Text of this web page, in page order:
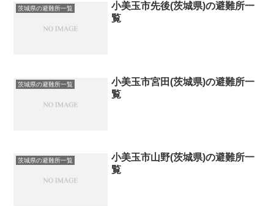
茨城県の避難所一覧
小美玉市先後(茨城県)の避難所一
覧
茨城県の避難所一覧
小美玉市宮田(茨城県)の避難所一
覧
茨城県の避難所一覧
小美玉市山野(茨城県)の避難所一
覧